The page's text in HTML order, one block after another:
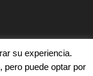
su experiencia.
pero puede optar por